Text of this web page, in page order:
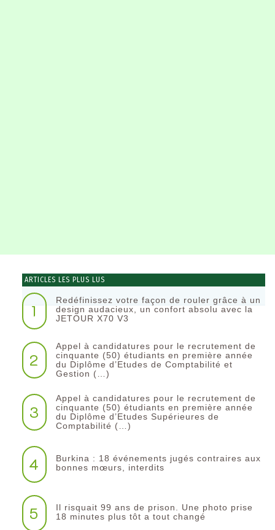
ARTICLES LES PLUS LUS
1
Redéfinissez votre façon de rouler grâce à un
design audacieux, un confort absolu avec la
JETOUR X70 V3
2
Appel à candidatures pour le recrutement de
cinquante (50) étudiants en première année
du Diplôme d’Etudes de Comptabilité et
Gestion (…)
3
Appel à candidatures pour le recrutement de
cinquante (50) étudiants en première année
du Diplôme d’Etudes Supérieures de
Comptabilité (…)
4
Burkina : 18 événements jugés contraires aux
bonnes mœurs, interdits
5
Il risquait 99 ans de prison. Une photo prise
18 minutes plus tôt a tout changé